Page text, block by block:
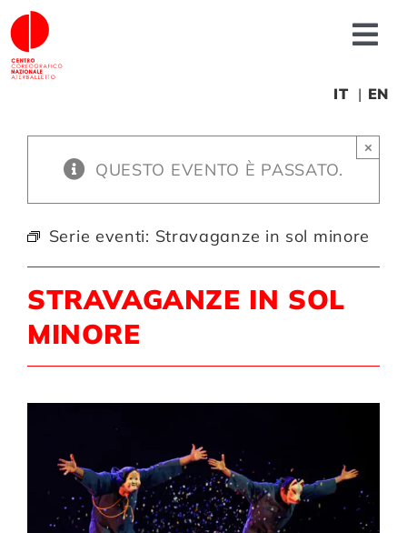
Salta
al
contenuto
Fonderia
Formazione
Compagnia
Sostienici
IT EN
QUESTO EVENTO È PASSATO.
×
Serie eventi: Stravaganze in sol minore
STRAVAGANZE IN SOL
MINORE